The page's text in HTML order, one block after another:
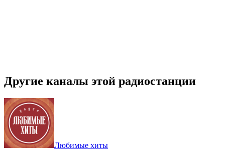
Другие каналы этой радиостанции
Любимые хиты